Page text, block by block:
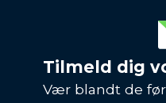
Tilmeld dig
Vær blandt de